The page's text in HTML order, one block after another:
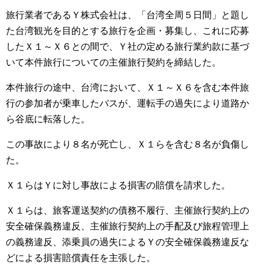
旅行業者であるＹ株式会社は、「台湾全周５日間」と題し
た台湾観光を目的とする旅行を企画・募集し、これに応募
したＸ１～Ｘ６との間で、Ｙ社の定める旅行業約款に基づ
いて本件旅行についての主催旅行契約を締結した。
本件旅行の途中、台湾において、Ｘ１～Ｘ６を含む本件旅
行の参加者が乗車したバスが、運転手の過失により道路か
ら谷底に転落した。
この事故により８名が死亡し、Ｘ１らを含む８名が負傷し
た。
Ｘ１らはＹに対し事故による損害の賠償を請求した。
Ｘ１らは、旅客運送契約の債務不履行、主催旅行契約上の
安全確保義務違反、主催旅行契約上の手配及び旅程管理上
の義務違反、添乗員の過失によるＹの安全確保義務違反な
どによる損害賠償責任を主張した。